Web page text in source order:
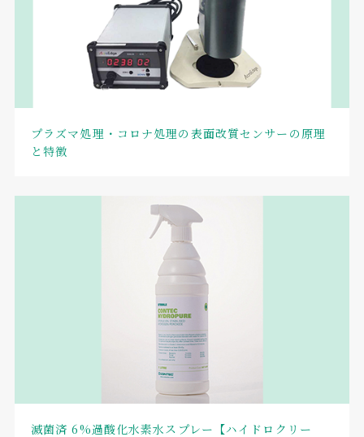
プラズマ処理・コロナ処理の表面改質センサーの原理
と特徴
滅菌済 6%過酸化水素水スプレー【ハイドロクリー